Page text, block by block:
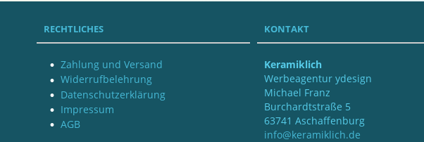
RECHTLICHES
Zahlung und Versand
Widerrufbelehrung
Datenschutzerklärung
Impressum
AGB
KONTAKT
Keramiklich
Werbeagentur ydesign
Michael Franz
Burchardtstraße 5
63741 Aschaffenburg
info@keramiklich.de